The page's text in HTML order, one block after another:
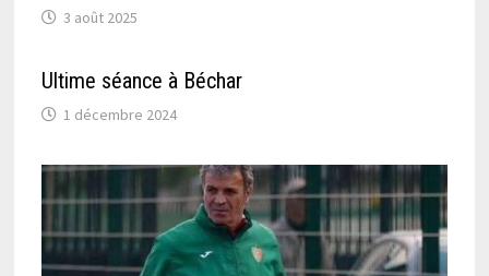
3 août 2025
Ultime séance à Béchar
1 décembre 2024